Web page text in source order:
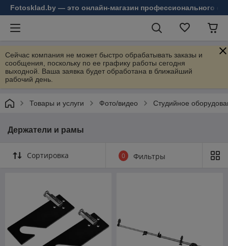
Fotosklad.by — это онлайн-магазин профессионального
Сейчас компания не может быстро обрабатывать заказы и
сообщения, поскольку по ее графику работы сегодня
выходной. Ваша заявка будет обработана в ближайший
рабочий день.
Товары и услуги Фото/видео Студийное
Держатели и рамы
Сортировка 0 Фильтры